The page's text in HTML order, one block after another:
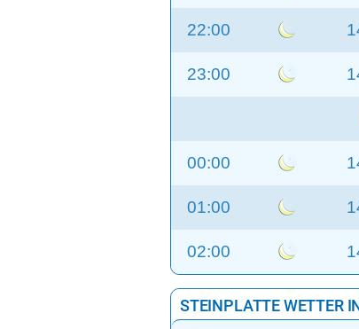
22:00
23:00
00:00
01:00
02:00
STEINPLATTE WETTER